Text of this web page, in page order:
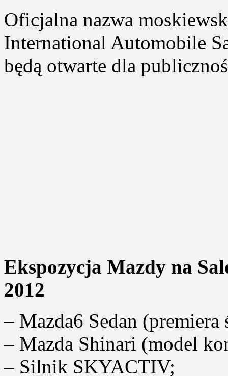
Oficjalna nazwa
International Automobile
będą otwarte dla
Ekspozycja Mazdy na
2012
– Mazda6 Sedan (premiera
– Mazda Shinari (model
– Silnik SKYACTIV;